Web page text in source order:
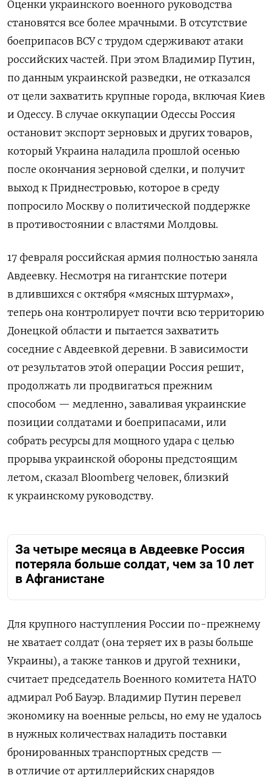
Оценки украинского военного руководства
становятся все более мрачными. В отсутствие
боеприпасов ВСУ с трудом сдерживают атаки
российских частей. При этом Владимир Путин,
по данным украинской разведки, не отказался
от цели захватить крупные города, включая Киев
и Одессу. В случае оккупации Одессы Россия
остановит экспорт зерновых и других товаров,
который Украина наладила прошлой осенью
после окончания зерновой сделки, и получит
выход к Приднестровью, которое в среду
попросило Москву о политической поддержке
в противостоянии с властями Молдовы.
17 февраля российская армия полностью заняла
Авдеевку. Несмотря на гигантские потери
в длившихся с октября «мясных штурмах»,
теперь она контролирует почти всю территорию
Донецкой области и пытается захватить
соседние с Авдеевкой деревни. В зависимости
от результатов этой операции Россия решит,
продолжать ли продвигаться прежним
способом — медленно, заваливая украинские
позиции солдатами и боеприпасами, или
собрать ресурсы для мощного удара с целью
прорыва украинской обороны предстоящим
летом, сказал Bloomberg человек, близкий
к украинскому руководству.
За четыре месяца в Авдеевке Россия
потеряла больше солдат, чем за 10 лет
в Афганистане
Для крупного наступления России по-прежнему
не хватает солдат (она теряет их в разы больше
Украины), а также танков и другой техники,
считает председатель Военного комитета НАТО
адмирал Роб Бауэр. Владимир Путин перевел
экономику на военные рельсы, но ему не удалось
в нужных количествах наладить поставки
бронированных транспортных средств —
в отличие от артиллерийских снарядов